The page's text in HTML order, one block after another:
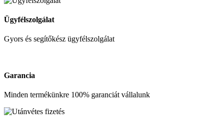
Ügyfélszolgálat
Gyors és segítőkész ügyfélszolgálat
Garancia
Minden termékünkre 100% garanciát vállalunk